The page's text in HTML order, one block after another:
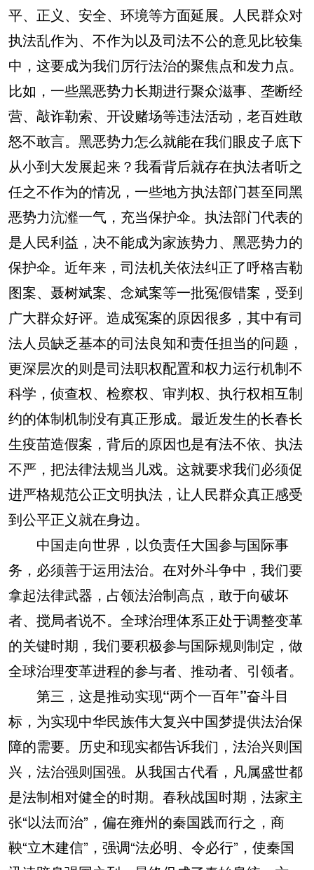
平、正义、安全、环境等方面延展。人民群众对
执法乱作为、不作为以及司法不公的意见比较集
中，这要成为我们厉行法治的聚焦点和发力点。
比如，一些黑恶势力长期进行聚众滋事、垄断经
营、敲诈勒索、开设赌场等违法活动，老百姓敢
怒不敢言。黑恶势力怎么就能在我们眼皮子底下
从小到大发展起来？我看背后就存在执法者听之
任之不作为的情况，一些地方执法部门甚至同黑
恶势力沆瀣一气，充当保护伞。执法部门代表的
是人民利益，决不能成为家族势力、黑恶势力的
保护伞。近年来，司法机关依法纠正了呼格吉勒
图案、聂树斌案、念斌案等一批冤假错案，受到
广大群众好评。造成冤案的原因很多，其中有司
法人员缺乏基本的司法良知和责任担当的问题，
更深层次的则是司法职权配置和权力运行机制不
科学，侦查权、检察权、审判权、执行权相互制
约的体制机制没有真正形成。最近发生的长春长
生疫苗造假案，背后的原因也是有法不依、执法
不严，把法律法规当儿戏。这就要求我们必须促
进严格规范公正文明执法，让人民群众真正感受
到公平正义就在身边。
中国走向世界，以负责任大国参与国际事
务，必须善于运用法治。在对外斗争中，我们要
拿起法律武器，占领法治制高点，敢于向破坏
者、搅局者说不。全球治理体系正处于调整变革
的关键时期，我们要积极参与国际规则制定，做
全球治理变革进程的参与者、推动者、引领者。
第三，这是推动实现“两个一百年”奋斗目
标，为实现中华民族伟大复兴中国梦提供法治保
障的需要。 历史和现实都告诉我们，法治兴则国
兴，法治强则国强。从我国古代看，凡属盛世都
是法制相对健全的时期。春秋战国时期，法家主
张“以法而治”，偏在雍州的秦国践而行之，商
鞅“立木建信”，强调“法必明、令必行”，使秦国